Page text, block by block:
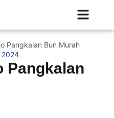
Pangkalan Bun Murah
2024
Pangkalan